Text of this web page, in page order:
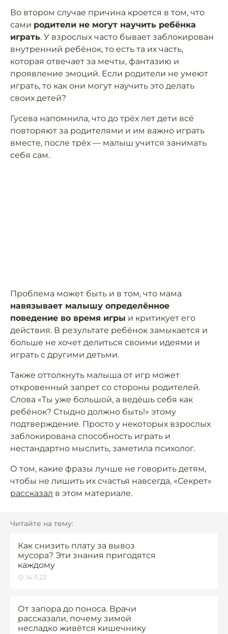
Во втором случае причина кроется в том, что
сами родители не могут научить ребёнка
играть. У взрослых часто бывает заблокирован
внутренний ребёнок, то есть та их часть,
которая отвечает за мечты, фантазию и
проявление эмоций. Если родители не умеют
играть, то как они могут научить это делать
своих детей?
Гусева напомнила, что до трёх лет дети всё
повторяют за родителями и им важно играть
вместе, после трёх — малыш учится занимать
себя сам.
Проблема может быть и в том, что мама
навязывает малышу определённое
поведение во время игры и критикует его
действия. В результате ребёнок замыкается и
больше не хочет делиться своими идеями и
играть с другими детьми.
Также оттолкнуть малыша от игр может
откровенный запрет со стороны родителей.
Слова «Ты уже большой, а ведёшь себя как
ребёнок? Стыдно должно быть!» этому
подтверждение. Просто у некоторых взрослых
заблокирована способность играть и
нестандартно мыслить, заметила психолог.
О том, какие фразы лучше не говорить детям,
чтобы не лишить их счастья навсегда, «Секрет»
рассказал в этом материале.
Читайте на тему:
Как снизить плату за вывоз
мусора? Эти знания пригодятся
каждому
14.11.23
От запора до поноса. Врачи
рассказали, почему зимой
несладко живётся кишечнику